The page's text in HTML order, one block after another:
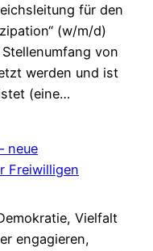
r
d
e
n
e
P
a
t
e
n
h
a
t
,
für den
(w/m/d)
von
werden und ist
(eine…
u
h
e
neue
Freiwilligen
Vielfalt
engagieren,